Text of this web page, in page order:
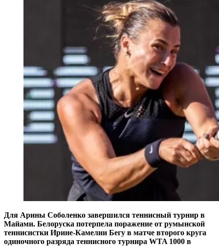
Для Арины Соболенко завершился теннисный турнир в
Майами. Белоруска потерпела поражение от румынской
теннисистки Ирине-Камелии Бегу в матче второго круга
одиночного разряда теннисного турнира WTA 1000 в